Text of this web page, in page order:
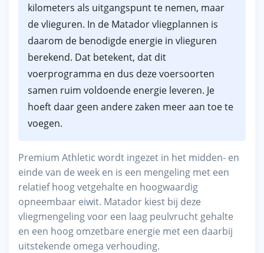
kilometers als uitgangspunt te nemen, maar
de vlieguren. In de Matador vliegplannen is
daarom de benodigde energie in vlieguren
berekend. Dat betekent, dat dit
voerprogramma en dus deze voersoorten
samen ruim voldoende energie leveren. Je
hoeft daar geen andere zaken meer aan toe te
voegen.
Premium Athletic wordt ingezet in het midden- en
einde van de week en is een mengeling met een
relatief hoog vetgehalte en hoogwaardig
opneembaar eiwit. Matador kiest bij deze
vliegmengeling voor een laag peulvrucht gehalte
en een hoog omzetbare energie met een daarbij
uitstekende omega verhouding.